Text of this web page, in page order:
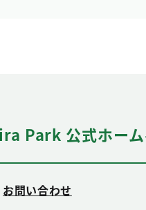
Park 公式ホーム
お問い合わせ